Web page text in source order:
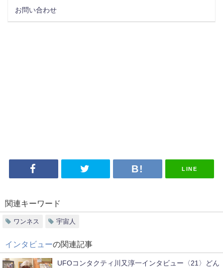
お問い合わせ
LINE
関連キーワード
ワンネス 宇宙人
インタビューの関連記事
UFOコンタクティ川又淳一インタビュー〈21〉どん